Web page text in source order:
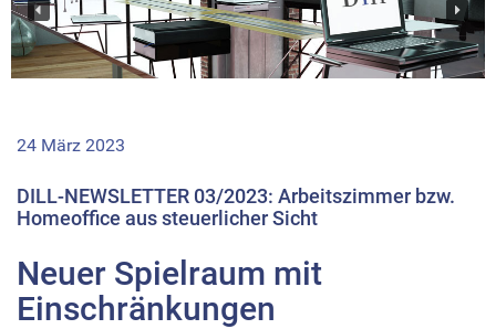
24 März 2023
DILL-NEWSLETTER 03/2023: Arbeitszimmer bzw.
Homeoffice aus steuerlicher Sicht
Neuer Spielraum mit
Einschränkungen